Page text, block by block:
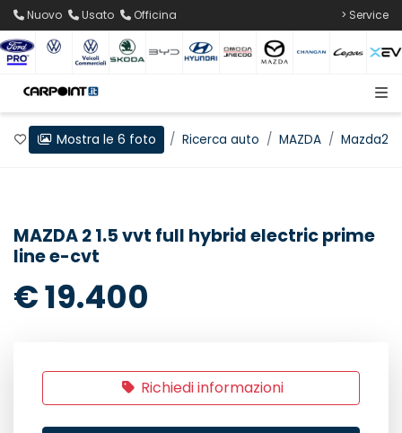
Nuovo Usato Officina > Service
Preferiti Home Ricerca auto MAZDA Mazda2
Mostra le 6 foto
MAZDA 2 1.5 vvt full hybrid electric prime
line e-cvt
€ 19.400
Richiedi informazioni